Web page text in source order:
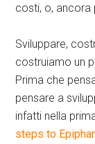
costi, o, ancora
Sviluppare,
costruiamo un
Prima che
pensare a
infatti nella
steps to